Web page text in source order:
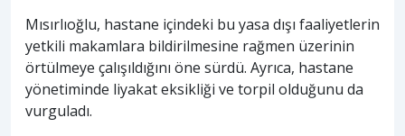
Mısırlıoğlu, hastane içindeki bu yasa dışı faaliyetlerin
yetkili makamlara bildirilmesine rağmen üzerinin
örtülmeye çalışıldığını öne sürdü. Ayrıca, hastane
yönetiminde liyakat eksikliği ve torpil olduğunu da
vurguladı.